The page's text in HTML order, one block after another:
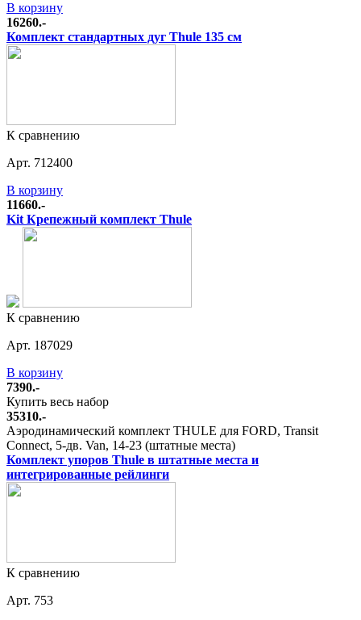
В корзину
16260.-
Комплект стандартных дуг Thule 135 см
К сравнению
Арт. 712400
В корзину
11660.-
Kit Крепежный комплект Thule
К сравнению
Арт. 187029
В корзину
7390.-
Купить весь набор
35310.-
Аэродинамический комплект THULE для FORD, Transit
Connect, 5-дв. Van, 14-23 (штатные места)
Комплект упоров Thule в штатные места и
интегрированные рейлинги
К сравнению
Арт. 753